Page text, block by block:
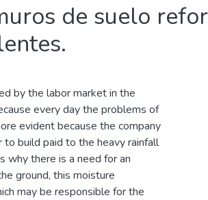
de suelo
by the labor market in the
every day the problems of
evident because the company
build paid to the heavy rainfall
why there is a need for an
ground, this moisture
may be responsible for the